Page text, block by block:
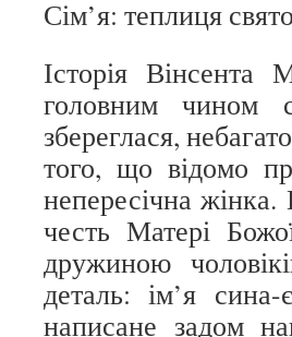
Сім’я: теплиця
Історія Вінсента
головним чином
збереглася,
того, що відомо
непересічна
честь Матері
дружиною
деталь: ім’я
написане задом